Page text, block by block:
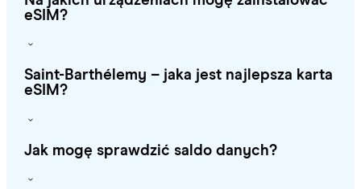
eSIM?
Saint-Barthélemy – jaka jest najlepsza karta
eSIM?
Jak mogę sprawdzić saldo danych?